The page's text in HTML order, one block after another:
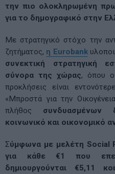
την πιο ολοκληρωμένη
για το δημογραφικό στην
Με στρατηγικό στόχο την
ζητήματος, η Eurobank
συνεκτική στρατηγική
σύνορα της χώρας, όπου
προκλήσεις είναι
«Μπροστά για την
πλήθος συνδυασμένων
κοινωνικό και οικονομικό
Σύμφωνα με μελέτη Social
για κάθε €1 που
δημιουργούνται €5,11